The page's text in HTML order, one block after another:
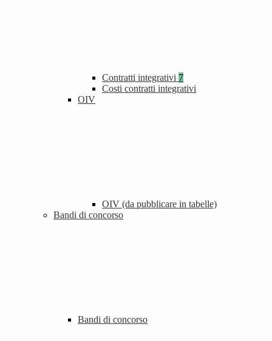
Contratti integrativi 7
Costi contratti integrativi
OIV
OIV (da pubblicare in tabelle)
Bandi di concorso
Bandi di concorso